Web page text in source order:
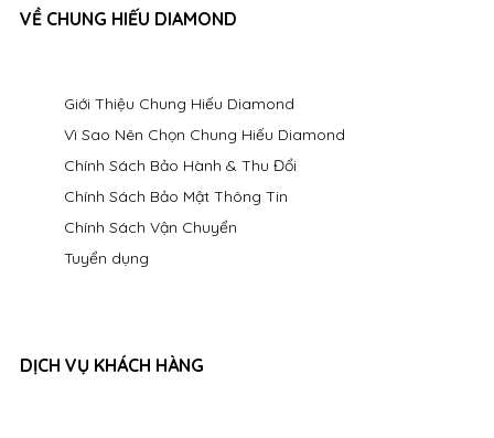
VỀ CHUNG HIẾU DIAMOND
Giới Thiệu Chung Hiếu Diamond
Vì Sao Nên Chọn Chung Hiếu Diamond
Chính Sách Bảo Hành & Thu Đổi
Chính Sách Bảo Mật Thông Tin
Chính Sách Vận Chuyển
Tuyển dụng
DỊCH VỤ KHÁCH HÀNG